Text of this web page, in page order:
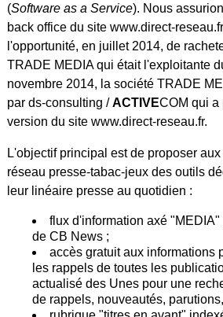
(Software as a Service). Nous
back office du site www.direct-
l'opportunité, en juillet 2014, de
TRADE MEDIA qui était l'exploitante
novembre 2014, la société TRADE
par ds-consulting /ACTIVECOM qui a
version du site www.direct-reseau.fr.
L'objectif principal est de proposer
réseau presse-tabac-jeux des outils
leur linéaire presse au quotidien :
flux d'information axé
de CB News ;
accès gratuit aux informations
les rappels de toutes les
actualisé des Unes pour une
de rappels, nouveautés,